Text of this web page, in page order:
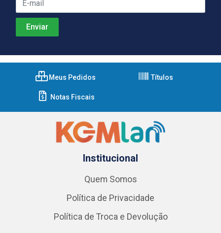
Meus Pedidos Títulos
Notas Fiscais
Institucional
Quem Somos
Política de Privacidade
Política de Troca e Devolução